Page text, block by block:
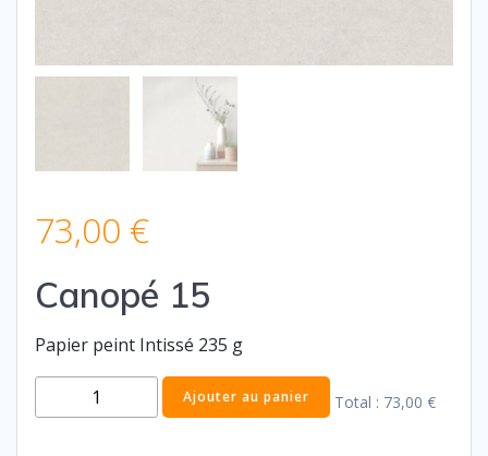
73,00 €
Canopé 15
Papier peint Intissé 235 g
quantité
de
Ajouter au panier Total : 73,00 €